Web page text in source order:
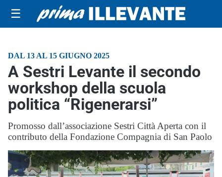
☰
DAL 13 AL 15 GIUGNO 2025
A Sestri Levante il secondo
workshop della scuola
politica “Rigenerarsi”
Promosso dall’associazione Sestri Città Aperta con il
contributo della Fondazione Compagnia di San Paolo